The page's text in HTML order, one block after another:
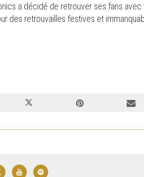
a décidé de retrouver ses fans
des retrouvailles festives et